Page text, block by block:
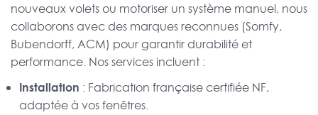
nouveaux volets ou motoriser un système manuel, nous
collaborons avec des marques reconnues (Somfy,
Bubendorff, ACM) pour garantir durabilité et
performance. Nos services incluent :
Installation : Fabrication française certifiée NF,
adaptée à vos fenêtres.